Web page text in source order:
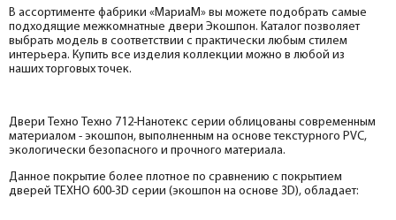
В ассортименте фабрики «МариаМ» вы можете подобрать самые
подходящие межкомнатные двери Экошпон. Каталог позволяет
выбрать модель в соответствии с практически любым стилем
интерьера. Купить все изделия коллекции можно в любой из
наших торговых точек.
Двери Техно Техно 712-Нанотекс серии облицованы современным
материалом - экошпон, выполненным на основе текстурного PVC,
экологически безопасного и прочного материала.
Данное покрытие более плотное по сравнению с покрытием
дверей ТЕХНО 600-3D серии (экошпон на основе 3D), обладает: